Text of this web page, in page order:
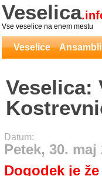
Veselica
Vse veselice na enem mestu
Veselice Ansambli
Veselica:
Litiji -
Modrijani
Datum:
Petek, 30. maj
Dogodek je